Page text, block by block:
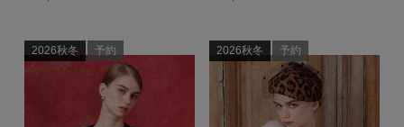
2026秋冬 予約 2026秋冬 予約